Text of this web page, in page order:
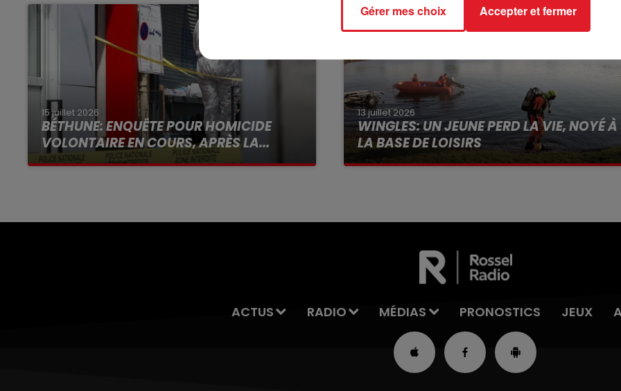
15 juillet 2026
BÉTHUNE: ENQUÊTE POUR HOMICIDE
VOLONTAIRE EN COURS, APRÈS LA...
Selon les premiers éléments, le logement
13 juillet 2026
WINGLES: UN JEUNE PERD LA VIE, NOYÉ À
LA BASE DE LOISIRS
La victime a coulé à pic
ACTUS RADIO MÉDIAS PRONOSTICS JEUX
Gérer mes choix Accepter et fermer